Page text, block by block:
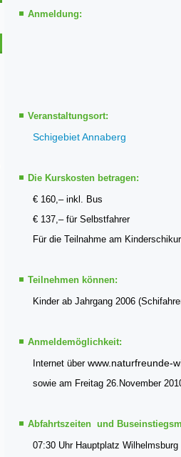
Anmeldung:
Veranstaltungsort:
Schigebiet Annaberg
Die Kurskosten betragen:
€ 160,– inkl. Bus
€ 137,– für Selbstfahrer
Für die Teilnahme am
Teilnehmen können:
Kinder ab Jahrgang 2006
Anmeldemöglichkeit:
Internet über www.naturfreunde-
sowie am Freitag 26.November
Abfahrtszeiten und
07:30 Uhr Hauptplatz Wilhelmsburg